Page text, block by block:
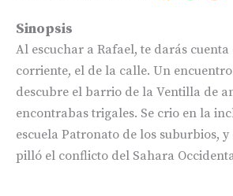
Sinopsis
Al escuchar a Rafael, te darás
corriente, el de la calle. Un
descubre el barrio de la Ventilla de
encontrabas trigales. Se crio en la
escuela Patronato de los suburbios,
pilló el conflicto del Sahara